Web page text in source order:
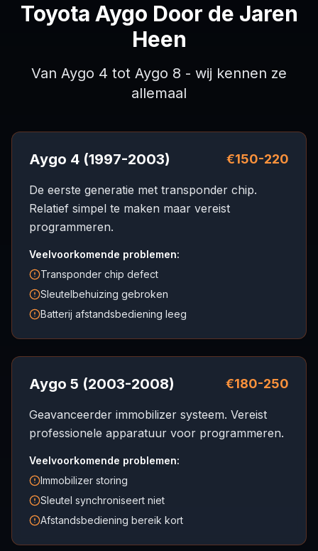
Toyota Aygo Door de Jaren
Heen
Van Aygo 4 tot Aygo 8 - wij kennen ze
allemaal
Aygo 4 (1997-2003) €150-220
De eerste generatie met transponder chip.
Relatief simpel te maken maar vereist
programmeren.
Veelvoorkomende problemen:
Transponder chip defect
Sleutelbehuizing gebroken
Batterij afstandsbediening leeg
Aygo 5 (2003-2008) €180-250
Geavanceerder immobilizer systeem. Vereist
professionele apparatuur voor programmeren.
Veelvoorkomende problemen:
Immobilizer storing
Sleutel synchroniseert niet
Afstandsbediening bereik kort